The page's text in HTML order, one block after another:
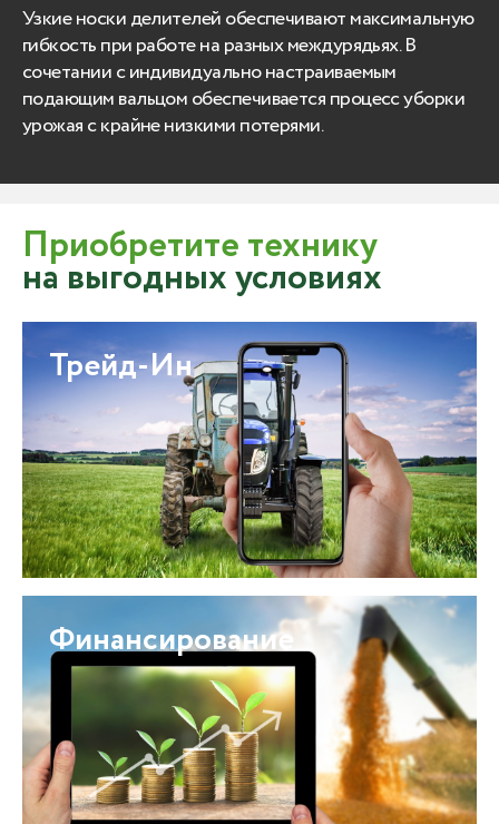
Узкие носки делителей обеспечивают максимальную
гибкость при работе на разных междурядьях. В
сочетании с индивидуально настраиваемым
подающим вальцом обеспечивается процесс уборки
урожая с крайне низкими потерями.
Приобретите технику
на выгодных условиях
Трейд-Ин
Финансирование